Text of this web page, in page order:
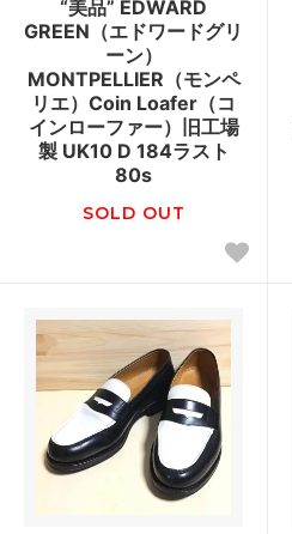
“美品” EDWARD
GREEN（エドワードグリ
ーン）
MONTPELLIER（モンペ
リエ）Coin Loafer（コ
インローファー）旧工場
製 UK10 D 184ラスト
80s
SOLD OUT